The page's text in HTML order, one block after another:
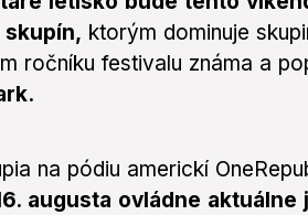
ktorým dominuje
ročníku festivalu známa a
na pódiu americkí
augusta ovládne aktuálne